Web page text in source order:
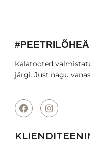
Kalatooted
järgi. Just nagu